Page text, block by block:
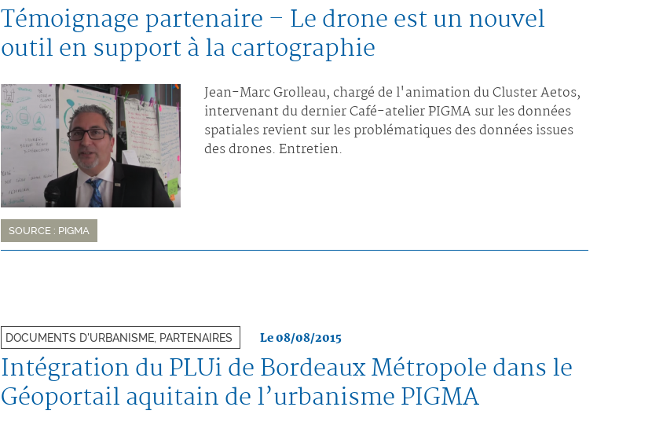
Témoignage partenaire – Le drone est un nouvel
outil en support à la cartographie
Jean-Marc Grolleau, chargé de l'animation du Cluster Aetos,
intervenant du dernier Café-atelier PIGMA sur les données
spatiales revient sur les problématiques des données issues
des drones. Entretien.
SOURCE : PIGMA
DOCUMENTS D'URBANISME, PARTENAIRES Le 08/08/2015
Intégration du PLUi de Bordeaux Métropole dans le
Géoportail aquitain de l’urbanisme PIGMA